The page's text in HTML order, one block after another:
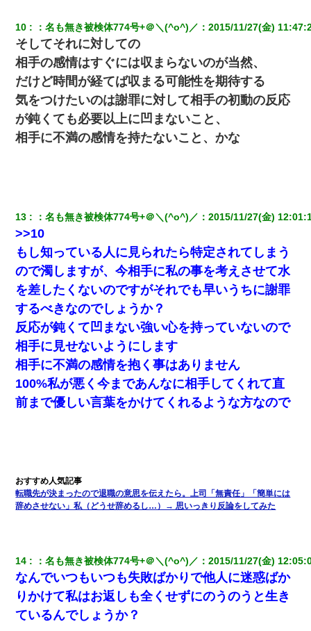
て近寄ったら女の子がおっさんの下敷きになってた
ワイ144kg彼女98kgデブカップル、1年間毎日行為しまくった結
果
【衝撃】ヤンキー女に「サせて」って言った結果
10 ：名も無き被検体774号+＠＼(^o^)／ ：2015/11/27(金)
そしてそれに対しての
相手の感情はすぐには収まらないのが当然、
だけど時間が経てば収まる可能性を期待する
気をつけたいのは謝罪に対して相手の初動の反応
が鈍くても必要以上に凹まないこと、
相手に不満の感情を持たないこと、かな
13 ：名も無き被検体774号+＠＼(^o^)／ ：2015/11/27(金)
>>10
もし知っている人に見られたら特定されてしまう
ので濁しますが、今相手に私の事を考えさせて水
を差したくないのですがそれでも早いうちに謝罪
するべきなのでしょうか？
反応が鈍くて凹まない強い心を持っていないので
相手に見せないようにします
相手に不満の感情を抱く事はありません
100%私が悪く今まであんなに相手してくれて直
前まで優しい言葉をかけてくれるような方なので
転職先が決まったので退職の意思を伝えたら。上司「無責任」「簡単には
辞めさせない」私（どうせ辞めるし…）→ 思いっきり反論をしてみた
14 ：名も無き被検体774号+＠＼(^o^)／ ：2015/11/27(金)
なんでいつもいつも失敗ばかりで他人に迷惑ばか
りかけて私はお返しも全くせずにのうのうと生き
ているんでしょうか？